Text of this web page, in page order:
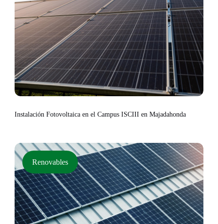
Instalación Fotovoltaica en el Campus ISCIII en Majadahonda
Renovables